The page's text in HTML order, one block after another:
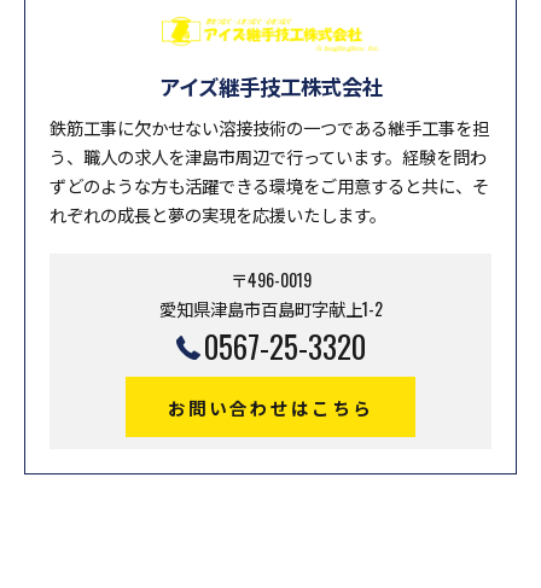
アイズ継手技工株式会社
鉄筋工事に欠かせない溶接技術の一つである継手工事を担
う、職人の求人を津島市周辺で行っています。経験を問わ
ずどのような方も活躍できる環境をご用意すると共に、そ
れぞれの成長と夢の実現を応援いたします。
〒496-0019
愛知県津島市百島町字献上1-2
0567-25-3320
お問い合わせはこちら